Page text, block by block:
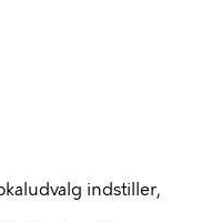
indstiller,